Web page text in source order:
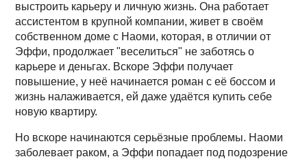
выстроить карьеру и личную жизнь. Она работает
ассистентом в крупной компании, живет в своём
собственном доме с Наоми, которая, в отличии от
Эффи, продолжает "веселиться" не заботясь о
карьере и деньгах. Вскоре Эффи получает
повышение, у неё начинается роман с её боссом и
жизнь налаживается, ей даже удаётся купить себе
новую квартиру.
Но вскоре начинаются серьёзные проблемы. Наоми
заболевает раком, а Эффи попадает под подозрение